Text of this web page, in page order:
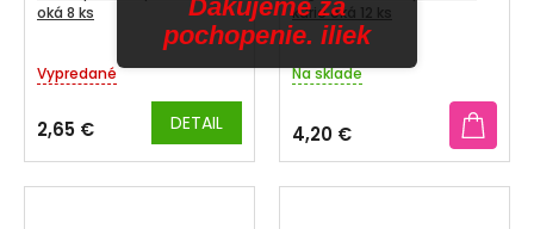
oká 8 ks
Vypredané
2,65 € DETAIL
kurie oká 12 ks
Na sklade
4,20 €
Ďakujeme za
pochopenie. iliek